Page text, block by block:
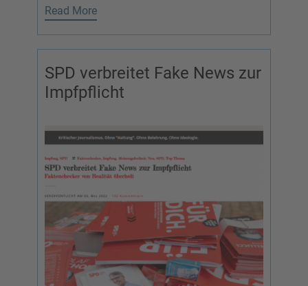
Read More
SPD verbreitet Fake News zur
Impfpflicht